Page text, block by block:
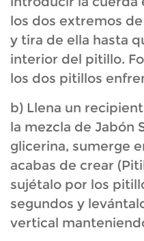
los dos extremos
y tira de ella hasta
interior del pitillo.
los dos pitillos
b) Llena un
la mezcla de Jabón
glicerina, sumerge
acabas de crear
sujétalo por los
segundos y
vertical